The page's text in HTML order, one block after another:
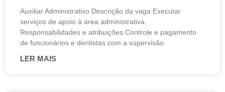
Auxiliar Administrativo Descrição da vaga Executar
serviços de apoio à área administrativa.
Responsabilidades e atribuições Controle e pagamento
de funcionários e dentistas com a supervisão
LER MAIS